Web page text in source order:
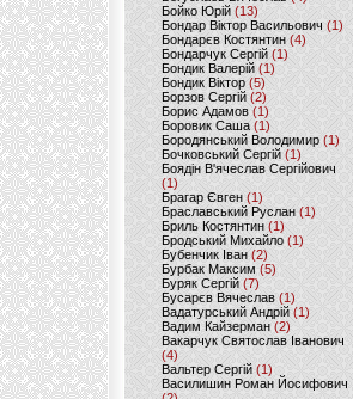
Бойко Юрій (13)
Бондар Віктор Васильович (1)
Бондарєв Костянтин (4)
Бондарчук Сергій(1)
Бондик Валерій (1)
Бондик Віктор(5)
Борзов Сергiй (2)
Борис Адамов(1)
Боровик Саша (1)
Бородянський Володимир (1)
Бочковський Сергій (1)
Боядін В'ячеслав Сергійович
(1)
Брагар Євген (1)
Браславський Руслан (1)
Бриль Костянтин (1)
Бродський Михайло (1)
Бубенчик Іван(2)
Бурбак Максим (5)
Буряк Сергій (7)
Бусарєв Вячеслав (1)
Вадатурський Андрій (1)
Вадим Кайзерман (2)
Вакарчук Святослав Іванович
(4)
Вальтер Сергій (1)
Василишин Роман Йосифович